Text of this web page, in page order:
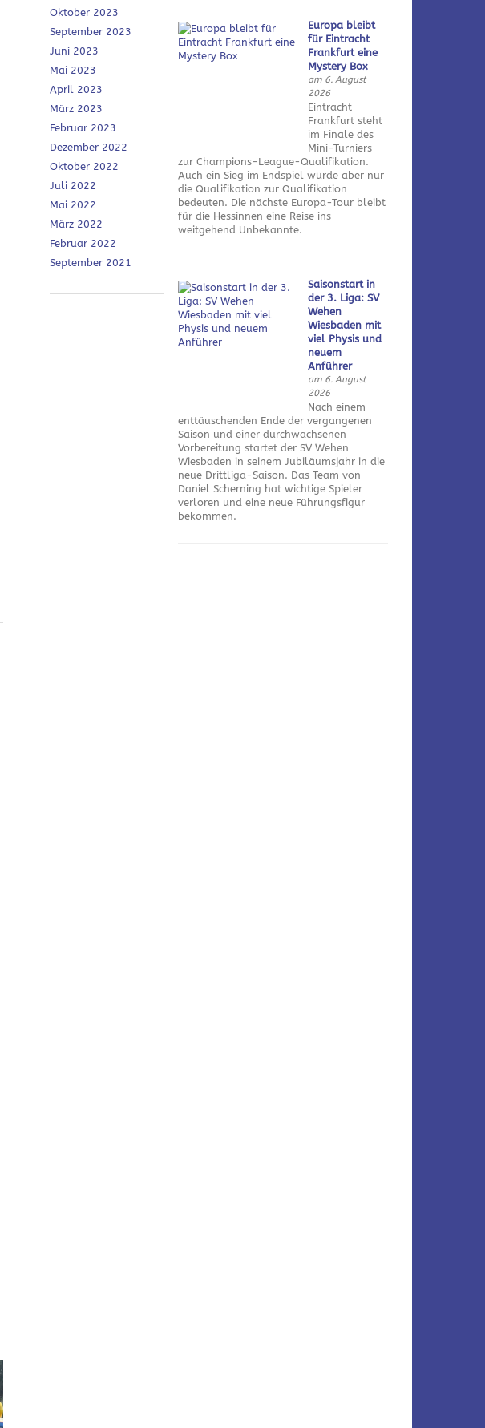
Oktober 2023
September 2023
Juni 2023
Mai 2023
April 2023
März 2023
Februar 2023
Dezember 2022
Oktober 2022
Juli 2022
Mai 2022
März 2022
Februar 2022
September 2021
Europa bleibt
für Eintracht
Frankfurt eine
Mystery Box
am 6. August
2026
Eintracht
Frankfurt steht
im Finale des
Mini-Turniers
zur Champions-League-Qualifikation.
Auch ein Sieg im Endspiel würde aber nur
die Qualifikation zur Qualifikation
bedeuten. Die nächste Europa-Tour bleibt
für die Hessinnen eine Reise ins
weitgehend Unbekannte.
Saisonstart in
der 3. Liga: SV
Wehen
Wiesbaden mit
viel Physis und
neuem
Anführer
am 6. August
2026
Nach einem
enttäuschenden Ende der vergangenen
Saison und einer durchwachsenen
Vorbereitung startet der SV Wehen
Wiesbaden in seinem Jubiläumsjahr in die
neue Drittliga-Saison. Das Team von
Daniel Scherning hat wichtige Spieler
verloren und eine neue Führungsfigur
bekommen.